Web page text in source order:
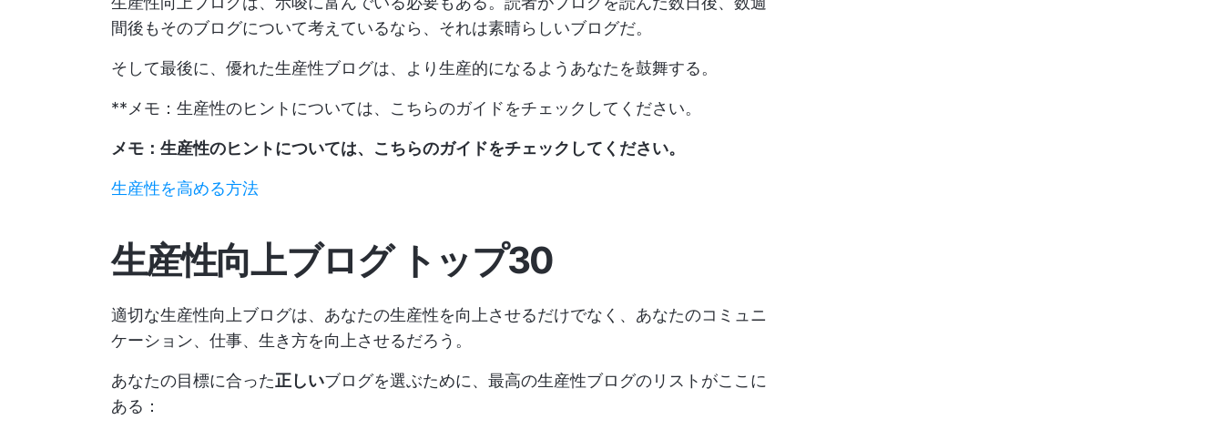
間後もそのブログについて考えているなら、それは素晴らしいブログだ。
そして最後に、優れた生産性ブログは、より生産的になるようあなたを鼓舞する。
**メモ：生産性のヒントについては、こちらのガイドをチェックしてください。
メモ：生産性のヒントについては、こちらのガイドをチェックしてください。
生産性を高める方法
生産性向上ブログ トップ30
適切な生産性向上ブログは、あなたの生産性を向上させるだけでなく、あなたのコミュニ
ケーション、仕事、生き方を向上させるだろう。
あなたの目標に合った正しいブログを選ぶために、最高の生産性ブログのリストがここに
ある：